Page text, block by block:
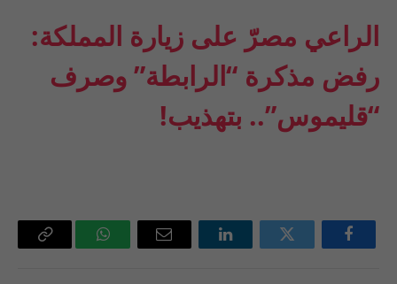
الراعي مصرّ على زيارة المملكة:
رفض مذكرة “الرابطة” وصرف
“قليموس”.. بتهذيب!
فيسبوك تويتر لينكدإن
البريد
واتساب Copy